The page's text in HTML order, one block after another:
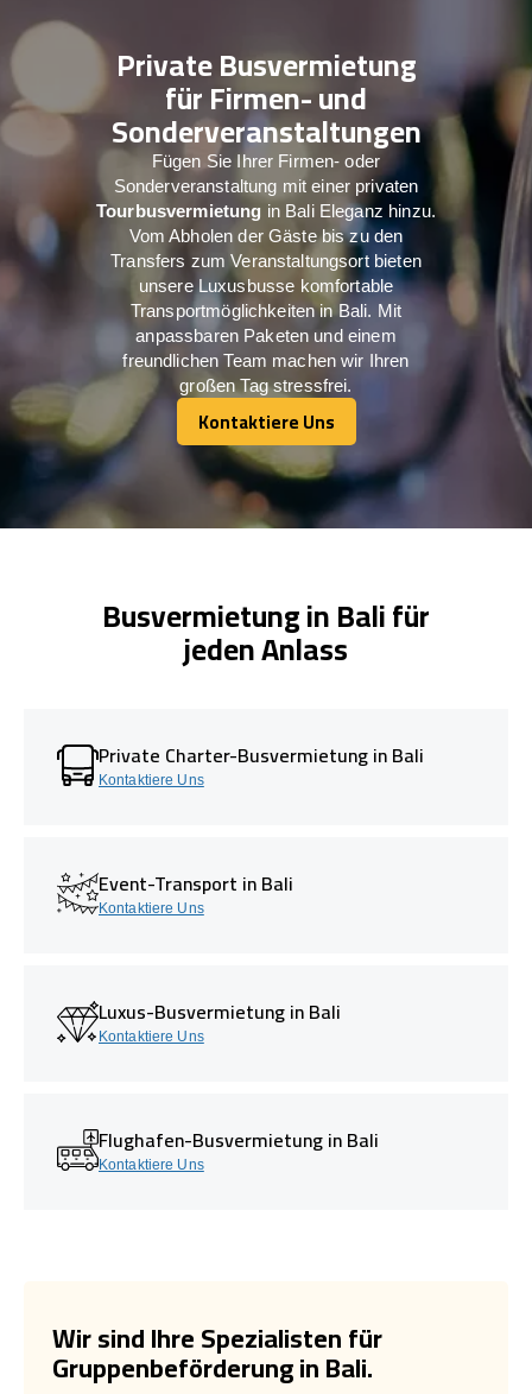
Private Busvermietung
für Firmen- und
Sonderveranstaltungen
Fügen Sie Ihrer Firmen- oder
Sonderveranstaltung mit einer privaten
Tourbusvermietung in Bali Eleganz hinzu.
Vom Abholen der Gäste bis zu den
Transfers zum Veranstaltungsort bieten
unsere Luxusbusse komfortable
Transportmöglichkeiten in Bali. Mit
anpassbaren Paketen und einem
freundlichen Team machen wir Ihren
großen Tag stressfrei.
Kontaktiere Uns
Kontaktiere Uns
Busvermietung in Bali für
jeden Anlass
Private Charter-Busvermietung in Bali
Kontaktiere Uns
Event-Transport in Bali
Kontaktiere Uns
Luxus-Busvermietung in Bali
Kontaktiere Uns
Flughafen-Busvermietung in Bali
Kontaktiere Uns
Wir sind Ihre Spezialisten für
Gruppenbeförderung in Bali.